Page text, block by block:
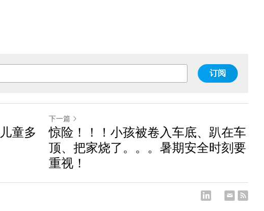
订阅
童多
下一篇
惊险！！！小孩被卷入车底、趴在车
顶、把家烧了。。。暑期安全时刻要
重视！